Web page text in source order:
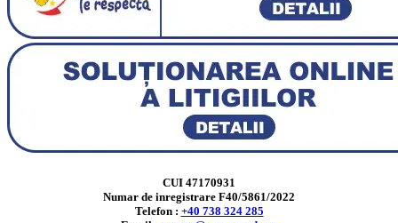
CUI 47170931
Numar de inregistrare F40/5861/2022
Telefon : +40 738 324 285